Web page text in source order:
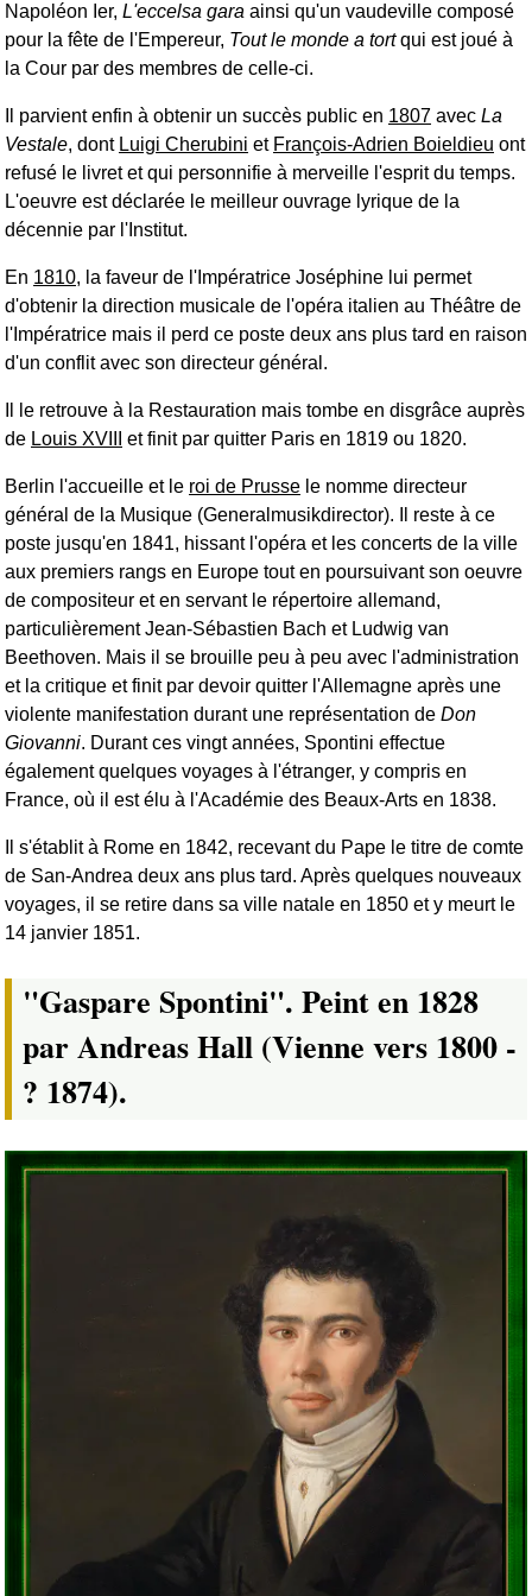
Napoléon Ier, L'eccelsa gara ainsi qu'un vaudeville composé
pour la fête de l'Empereur, Tout le monde a tortqui est joué à
la Cour par des membres de celle-ci.
Il parvient enfin à obtenir un succès public en 1807 avec La
Vestale, dont Luigi Cherubini et François-Adrien Boieldieu ont
refusé le livret et qui personnifie à merveille l'esprit du temps.
L'oeuvre est déclarée le meilleur ouvrage lyrique de la
décennie par l'Institut.
En 1810, la faveur de l'Impératrice Joséphine lui permet
d'obtenir la direction musicale de l'opéra italien au Théâtre de
l'Impératrice mais il perd ce poste deux ans plus tard en raison
d'un conflit avec son directeur général.
Il le retrouve à la Restauration mais tombe en disgrâce auprès
de Louis XVIII et finit par quitter Paris en 1819 ou 1820.
Berlin l'accueille et le roi de Prusse le nomme directeur
général de la Musique (Generalmusikdirector). Il reste à ce
poste jusqu'en 1841, hissant l'opéra et les concerts de la ville
aux premiers rangs en Europe tout en poursuivant son oeuvre
de compositeur et en servant le répertoire allemand,
particulièrement Jean-Sébastien Bach et Ludwig van
Beethoven. Mais il se brouille peu à peu avec l'administration
et la critique et finit par devoir quitter l'Allemagne après une
violente manifestation durant une représentation de Don
Giovanni. Durant ces vingt années, Spontini effectue
également quelques voyages à l'étranger, y compris en
France, où il est élu à l'Académie des Beaux-Arts en 1838.
Il s'établit à Rome en 1842, recevant du Pape le titre de comte
de San-Andrea deux ans plus tard. Après quelques nouveaux
voyages, il se retire dans sa ville natale en 1850 et y meurt le
14 janvier 1851.
"Gaspare Spontini". Peint en 1828
par Andreas Hall (Vienne vers 1800 -
? 1874).